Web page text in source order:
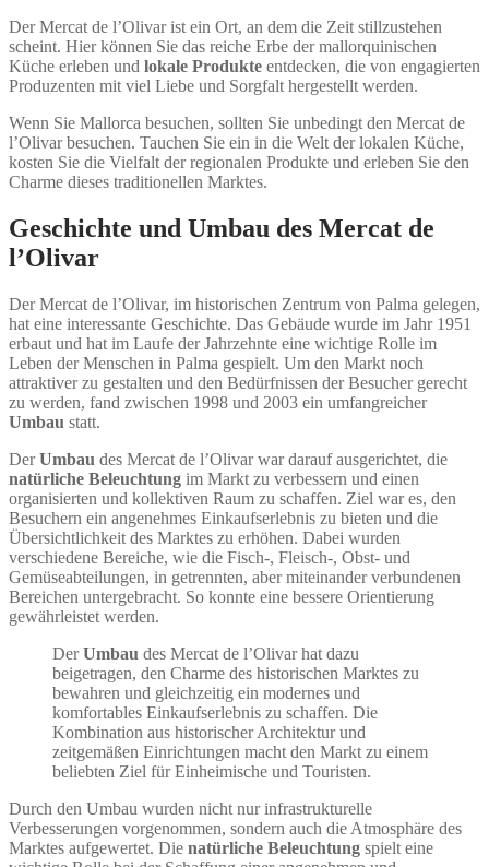
Der Mercat de l’Olivar ist ein Ort, an dem die Zeit stillzustehen
scheint. Hier können Sie das reiche Erbe der mallorquinischen
Küche erleben und lokale Produkte entdecken, die von engagierten
Produzenten mit viel Liebe und Sorgfalt hergestellt werden.
Wenn Sie Mallorca besuchen, sollten Sie unbedingt den Mercat de
l’Olivar besuchen. Tauchen Sie ein in die Welt der lokalen Küche,
kosten Sie die Vielfalt der regionalen Produkte und erleben Sie den
Charme dieses traditionellen Marktes.
Geschichte und Umbau des Mercat de
l’Olivar
Der Mercat de l’Olivar, im historischen Zentrum von Palma gelegen,
hat eine interessante Geschichte. Das Gebäude wurde im Jahr 1951
erbaut und hat im Laufe der Jahrzehnte eine wichtige Rolle im
Leben der Menschen in Palma gespielt. Um den Markt noch
attraktiver zu gestalten und den Bedürfnissen der Besucher gerecht
zu werden, fand zwischen 1998 und 2003 ein umfangreicher
Umbau statt.
DerUmbau des Mercat de l’Olivar war darauf ausgerichtet, die
natürliche Beleuchtung im Markt zu verbessern und einen
organisierten und kollektiven Raum zu schaffen. Ziel war es, den
Besuchern ein angenehmes Einkaufserlebnis zu bieten und die
Übersichtlichkeit des Marktes zu erhöhen. Dabei wurden
verschiedene Bereiche, wie die Fisch-, Fleisch-, Obst- und
Gemüseabteilungen, in getrennten, aber miteinander verbundenen
Bereichen untergebracht. So konnte eine bessere Orientierung
gewährleistet werden.
DerUmbau des Mercat de l’Olivar hat dazu
beigetragen, den Charme des historischen Marktes zu
bewahren und gleichzeitig ein modernes und
komfortables Einkaufserlebnis zu schaffen. Die
Kombination aus historischer Architektur und
zeitgemäßen Einrichtungen macht den Markt zu einem
beliebten Ziel für Einheimische und Touristen.
Durch den Umbau wurden nicht nur infrastrukturelle
Verbesserungen vorgenommen, sondern auch die Atmosphäre des
Marktes aufgewertet. Die natürliche Beleuchtung spielt eine